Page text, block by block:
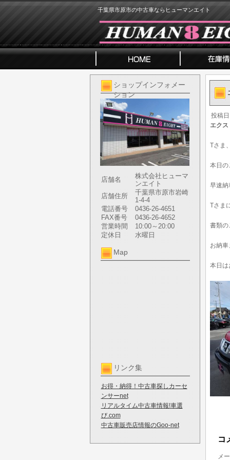
千葉県市原市の中古車ならヒューマンエイト
ショップインフォメー
ション
店舗名
株式会社ヒューマ
ンエイト
店舗住所
千葉県市原市岩崎
1-4-4
電話番号
0436-26-4651
FAX番号
0436-26-4652
営業時間
10:00～20:00
定休日
水曜日
Map
リンク集
お得・納得！中古車探しカーセ
ンサーnet
リアルタイム中古車情報!車選
び.com
中古車販売店情報のGoo-net
投稿日
エク
Tさま
本日の
早速納
Tさま
書類の
お納車
本日は
コ
メ